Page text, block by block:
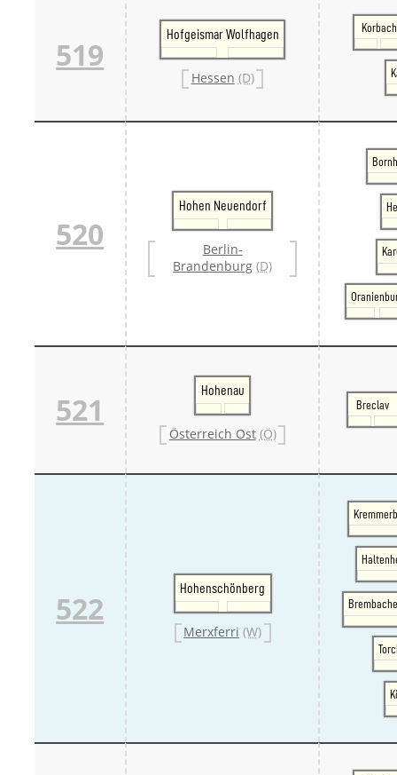
519
Hofgeismar Wolfhagen
Hessen (D)
Korbach
520
Hohen Neuendorf
Berlin-
Brandenburg (D)
521
Hohenau
Österreich Ost (Ö)
Breclav
522
Hohenschönberg
Merxferri (W)